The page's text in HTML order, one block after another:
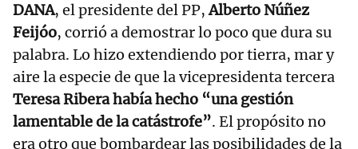
DANA, el presidente del PP,Alberto Núñez
Feijóo, corrió a demostrar lo poco que dura su
palabra. Lo hizo extendiendo por tierra, mar y
aire la especie de que la vicepresidenta tercera
Teresa Ribera había hecho “una gestión
lamentable de la catástrofe”. El propósito no
era otro que bombardear las posibilidades de la